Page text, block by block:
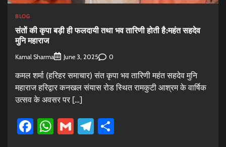
BLOG
संतों की कृपा बड़ी ही फलदायी तथा भव तारिणी होती है:महंत सहदेव
मुनि महाराज
Kamal Sharma June 3, 2025 0
कमल शर्मा (हरिहर समाचार) संत कृपा भव तारिणी महंत सहदेव मुनि
महाराज हरिद्वार कनखल संयास रोड स्थित रामकुटी आश्रम के वार्षिक
उत्सव के अवसर पर […]
Facebook
WhatsApp
GmailTelegram